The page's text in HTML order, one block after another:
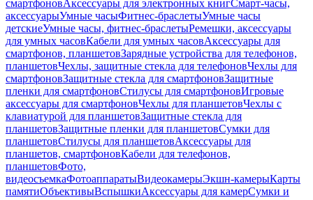
смартфоновАксессуары для электронных книгСмарт-часы,
аксессуарыУмные часыФитнес-браслетыУмные часы
детскиеУмные часы, фитнес-браслетыРемешки, аксессуары
для умных часовКабели для умных часовАксессуары для
смартфонов, планшетовЗарядные устройства для телефонов,
планшетовЧехлы, защитные стекла для телефоновЧехлы для
смартфоновЗащитные стекла для смартфоновЗащитные
пленки для смартфоновСтилусы для смартфоновИгровые
аксессуары для смартфоновЧехлы для планшетовЧехлы с
клавиатурой для планшетовЗащитные стекла для
планшетовЗащитные пленки для планшетовСумки для
планшетовСтилусы для планшетовАксессуары для
планшетов, смартфоновКабели для телефонов,
планшетовФото,
видеосъемкаФотоаппаратыВидеокамерыЭкшн-камерыКарты
памятиОбъективыВспышкиАксессуары для камерСумки и